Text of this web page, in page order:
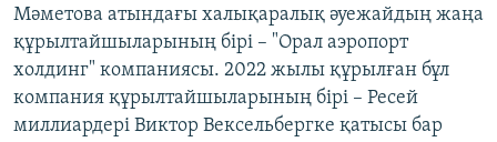
Мәметова атындағы халықаралық әуежайдың жаңа
құрылтайшыларының бірі – "Орал аэропорт
холдинг" компаниясы. 2022 жылы құрылған бұл
компания құрылтайшыларының бірі – Ресей
миллиардері Виктор Вексельбергке қатысы бар